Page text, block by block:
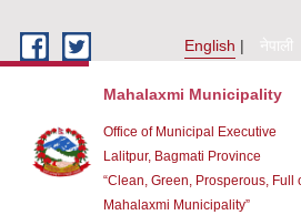
English
नेपाली
Mahalaxmi Municipality
Office of Municipal Executive
Lalitpur, Bagmati Province
“Clean, Green, Prosperous, Full
Mahalaxmi Municipality”